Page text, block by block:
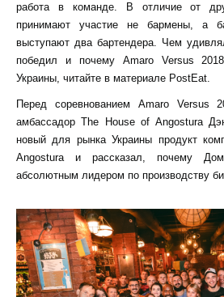
работа в команде. В отличие от
принимают участие не бармены, а
выступают два бартендера. Чем
победил и почему Amaro Versus
Украины, читайте в материале PostEat.
Перед соревнованием Amaro Versus
амбассадор The House of Angostura
новый для рынка Украины продукт
Angostura и рассказал, почему Дом
абсолютным лидером по производству